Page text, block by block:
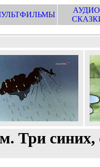
Три синих,